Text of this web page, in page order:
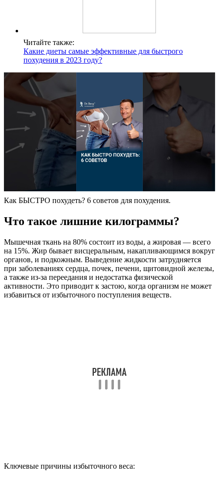
Читайте также:
Какие диеты самые эффективные для быстрого
похудения в 2023 году?
Как БЫСТРО похудеть? 6 советов для похудения.
Что такое лишние килограммы?
Мышечная ткань на 80% состоит из воды, а жировая — всего
на 15%. Жир бывает висцеральным, накапливающимся вокруг
органов, и подкожным. Выведение жидкости затрудняется
при заболеваниях сердца, почек, печени, щитовидной железы,
а также из-за переедания и недостатка физической
активности. Это приводит к застою, когда организм не может
избавиться от избыточного поступления веществ.
Ключевые причины избыточного веса: